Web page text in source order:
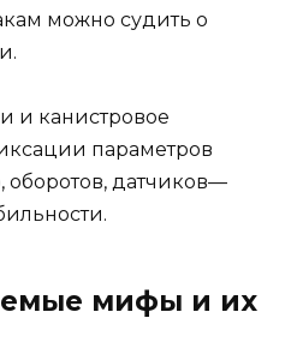
можно судить о
и канистровое
параметров
оборотов, датчиков—
мифы и их